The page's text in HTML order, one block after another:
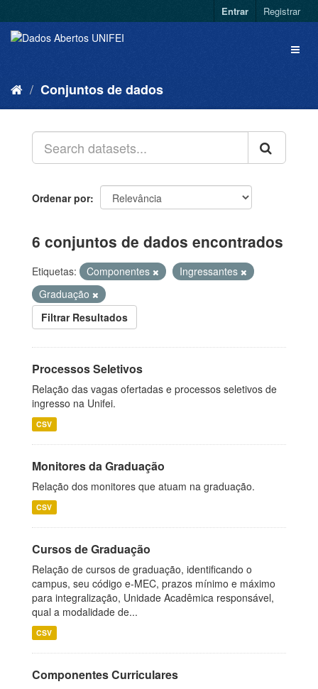
Entrar Registrar
Conjuntos de dados
Ordenar por
6 conjuntos de dados encontrados
Etiquetas: Componentes
Ingressantes
Graduação
Filtrar Resultados
Processos Seletivos
Relação das vagas ofertadas e processos seletivos de
ingresso na Unifei.
CSV
Monitores da Graduação
Relação dos monitores que atuam na graduação.
CSV
Cursos de Graduação
Relação de cursos de graduação, identificando o
campus, seu código e-MEC, prazos mínimo e máximo
para integralização, Unidade Acadêmica responsável,
qual a modalidade de...
CSV
Componentes Curriculares